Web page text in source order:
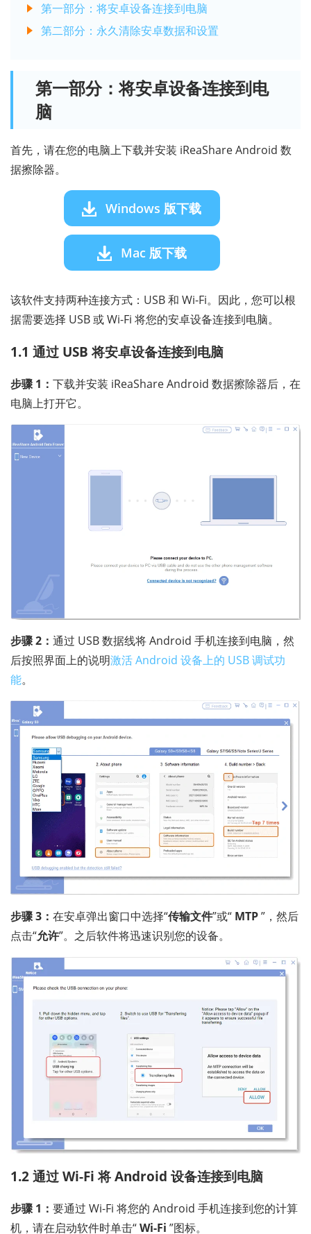
第一部分：将安卓设备连接到电脑
第二部分：永久清除安卓数据和设置
第一部分：将安卓设备连接到电
脑
首先，请在您的电脑上下载并安装 iReaShare Android 数
据擦除器。
Windows 版下载
Mac 版下载
该软件支持两种连接方式：USB 和 Wi-Fi。因此，您可以根
据需要选择 USB 或 Wi-Fi 将您的安卓设备连接到电脑。
1.1 通过 USB 将安卓设备连接到电脑
步骤 1： 下载并安装 iReaShare Android 数据擦除器后，在
电脑上打开它。
步骤 2： 通过 USB 数据线将 Android 手机连接到电脑，然
后按照界面上的说明激活 Android 设备上的 USB 调试功
能。
步骤 3： 在安卓弹出窗口中选择“传输文件”或“ MTP”，然后
点击“允许”。之后软件将迅速识别您的设备。
1.2 通过 Wi-Fi 将 Android 设备连接到电脑
步骤 1： 要通过 Wi-Fi 将您的 Android 手机连接到您的计算
机，请在启动软件时单击“Wi-Fi ”图标。